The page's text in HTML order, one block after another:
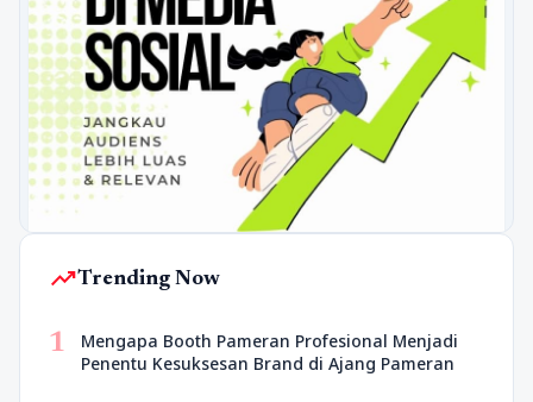
trending_upTrending Now
1
Mengapa Booth Pameran Profesional Menjadi
Penentu Kesuksesan Brand di Ajang Pameran